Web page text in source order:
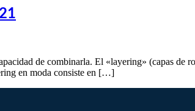
de combinarla. El «layering» (capas de
en moda consiste en […]